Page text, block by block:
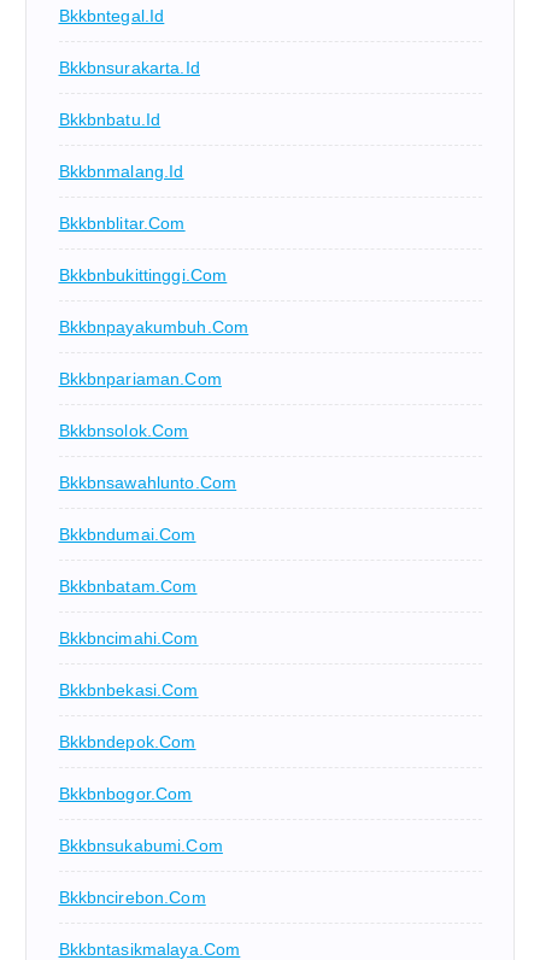
Bkkbntegal.id
Bkkbnsurakarta.id
Bkkbnbatu.id
Bkkbnmalang.id
Bkkbnblitar.com
Bkkbnbukittinggi.com
Bkkbnpayakumbuh.com
Bkkbnpariaman.com
Bkkbnsolok.com
Bkkbnsawahlunto.com
Bkkbndumai.com
Bkkbnbatam.com
Bkkbncimahi.com
Bkkbnbekasi.com
Bkkbndepok.com
Bkkbnbogor.com
Bkkbnsukabumi.com
Bkkbncirebon.com
Bkkbntasikmalaya.com